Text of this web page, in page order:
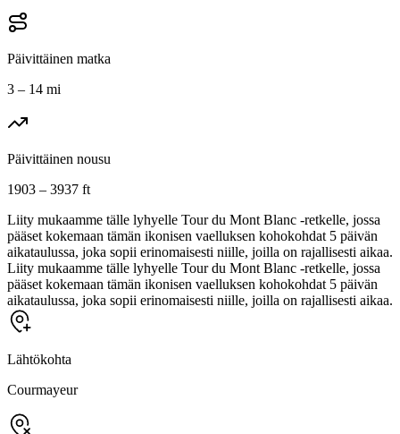
Päivittäinen matka
3 – 14 mi
Päivittäinen nousu
1903 – 3937 ft
Liity mukaamme tälle lyhyelle Tour du Mont Blanc -retkelle, jossa
pääset kokemaan tämän ikonisen vaelluksen kohokohdat 5 päivän
aikataulussa, joka sopii erinomaisesti niille, joilla on rajallisesti aikaa.
Liity mukaamme tälle lyhyelle Tour du Mont Blanc -retkelle, jossa
pääset kokemaan tämän ikonisen vaelluksen kohokohdat 5 päivän
aikataulussa, joka sopii erinomaisesti niille, joilla on rajallisesti aikaa.
Lähtökohta
Courmayeur